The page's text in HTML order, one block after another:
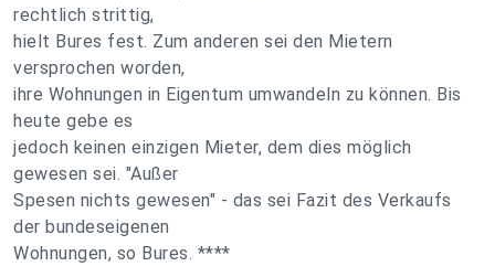
rechtlich strittig,
hielt Bures fest. Zum anderen sei den Mietern
versprochen worden,
ihre Wohnungen in Eigentum umwandeln zu können. Bis
heute gebe es
jedoch keinen einzigen Mieter, dem dies möglich
gewesen sei. "Außer
Spesen nichts gewesen" - das sei Fazit des Verkaufs
der bundeseigenen
Wohnungen, so Bures. ****